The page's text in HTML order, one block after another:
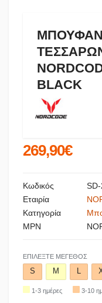
BLACK
269,90€
Κωδικός
Εταιρία
Κατηγορία
MPN
ΕΠΙΛΈΞΤΕ ΜΈΓΕΘΟΣ
S M L
1-3 ημέρες 3-10